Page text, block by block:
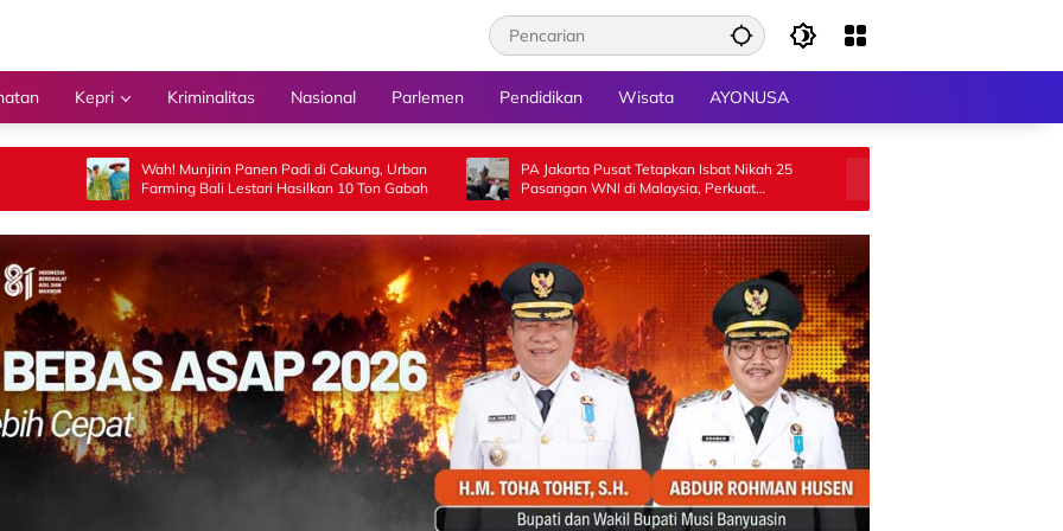
Kepri Kriminalitas Nasional Parlemen Pendidikan Wisata AYONUSA
Wah! Munjirin Panen Padi di Cakung, Urban
Farming Bali Lestari Hasilkan 10 Ton Gabah
PA Jakarta Pusat Tetapkan Isbat Nikah 25
Pasangan WNI di Malaysia, Perkuat
Kepastian Hukum di Luar Negeri
Luncurkan GEMPITA BERSAMA, Pemko
Pangan kepada 15 KWT